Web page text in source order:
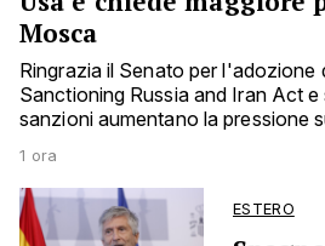
Mosca
Ringrazia il Senato per l'adozione
Sanctioning Russia and Iran Act
sanzioni aumentano la pressione
1 ora
ESTERO